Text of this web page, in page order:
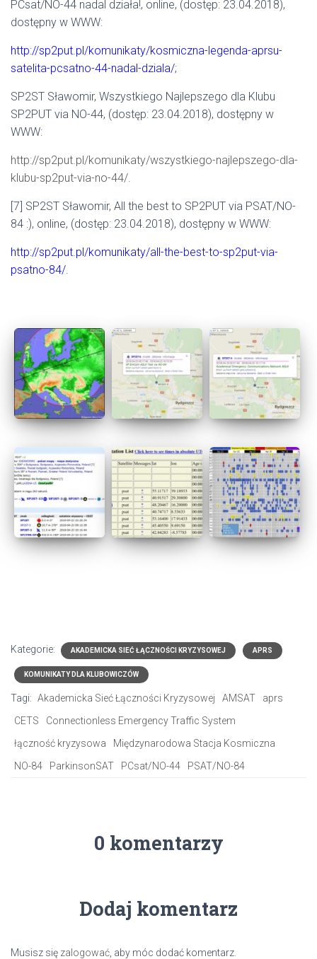
PCsat/NO-44 nadal działa!, online, (dostęp: 23.04.2018),
dostępny w WWW:
http://sp2put.pl/komunikaty/kosmiczna-legenda-aprsu-
satelita-pcsatno-44-nadal-dziala/;
SP2ST Sławomir, Wszystkiego Najlepszego dla Klubu
SP2PUT via NO-44, (dostęp: 23.04.2018), dostępny w
WWW:
http://sp2put.pl/komunikaty/wszystkiego-najlepszego-dla-
klubu-sp2put-via-no-44/.
[7] SP2ST Sławomir, All the best to SP2PUT via PSAT/NO-
84 :), online, (dostęp: 23.04.2018), dostępny w WWW:
http://sp2put.pl/komunikaty/all-the-best-to-sp2put-via-
psatno-84/.
Kategorie: AKADEMICKA SIEĆ ŁĄCZNOŚCI KRYZYSOWEJ APRS
KOMUNIKATY DLA KLUBOWICZÓW
Tagi: Akademicka Sieć Łączności Kryzysowej AMSAT
aprs
CETS
Connectionless Emergency Traffic System
łączność kryzysowa
Międzynarodowa Stacja Kosmiczna
NO-84
ParkinsonSAT PCsat/NO-44 PSAT/NO-84
0 komentarzy
Dodaj komentarz
Musisz się zalogować , aby móc dodać komentarz.